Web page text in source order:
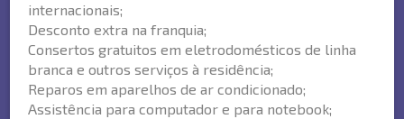
internacionais;
Desconto extra na franquia;
Consertos gratuitos em eletrodomésticos de linha
branca e outros serviços à residência;
Reparos em aparelhos de ar condicionado;
Assistência para computador e para notebook;